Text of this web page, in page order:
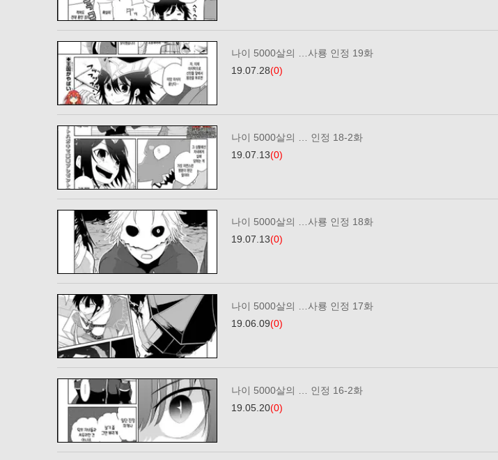
나이 5000살의 …사룡 인정 19화
19.07.28(0)
나이 5000살의 … 인정 18-2화
19.07.13(0)
나이 5000살의 …사룡 인정 18화
19.07.13(0)
나이 5000살의 …사룡 인정 17화
19.06.09(0)
나이 5000살의 … 인정 16-2화
19.05.20(0)